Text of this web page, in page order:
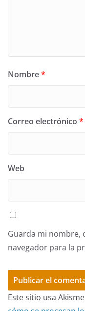
Nombre*
Correo electrónico *
Web
Guarda mi nombre,
navegador para la
Este sitio usa